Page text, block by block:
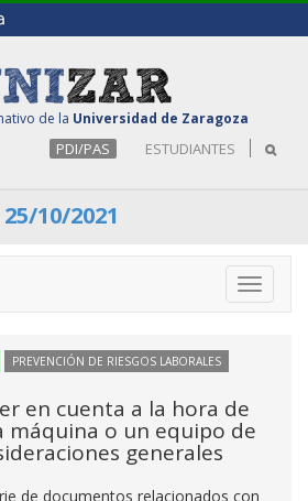
de la Universidad de Zaragoza
PDI/PAS ESTUDIANTES
25/10/2021
Toggle
PREVENCIÓN DE RIESGOS LABORALES
en cuenta a la hora de
máquina o un equipo de
generales
de documentos relacionados con